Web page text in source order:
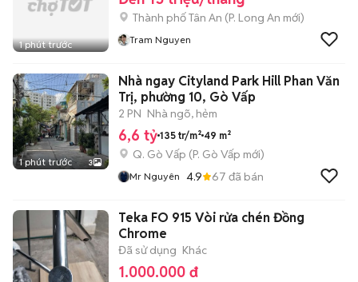
1 phút trước
Thành phố Tân An (P. Long An mới)
Tram Nguyen
1 phút trước 3
Nhà ngay Cityland Park Hill Phan Văn
Trị, phường 10, Gò Vấp
2 PN Nhà ngõ, hẻm
6,6 tỷ 135 tr/m² 49 m²
Q. Gò Vấp (P. Gò Vấp mới)
Mr Nguyên 4.9 67 đã bán
Teka FO 915 Vòi rửa chén Đồng
Chrome
Đã sử dụng Khác
1.000.000 đ